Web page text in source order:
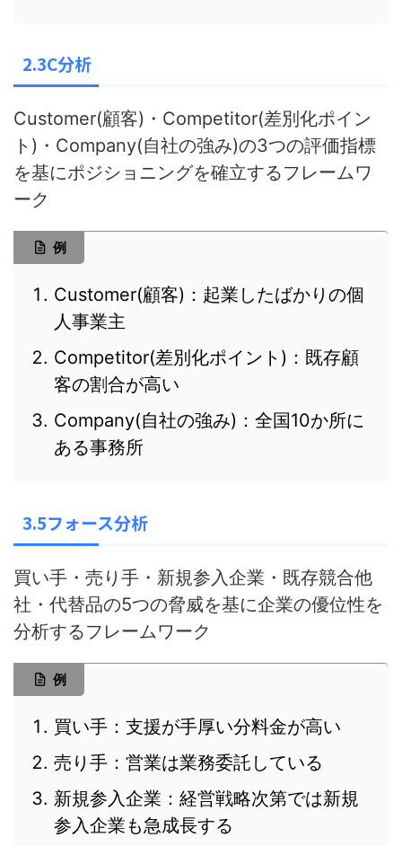
2.3C分析
Customer(顧客)・Competitor(差別化ポイン
ト)・Company(自社の強み)の3つの評価指標
を基にポジショニングを確立するフレームワ
ーク
例
Customer(顧客)：起業したばかりの個
人事業主
Competitor(差別化ポイント)：既存顧
客の割合が高い
Company(自社の強み)：全国10か所に
ある事務所
3.5フォース分析
買い手・売り手・新規参入企業・既存競合他
社・代替品の5つの脅威を基に企業の優位性を
分析するフレームワーク
例
買い手：支援が手厚い分料金が高い
売り手：営業は業務委託している
新規参入企業：経営戦略次第では新規
参入企業も急成長する